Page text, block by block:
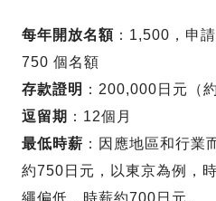
每年開放名額 ：1,500，申
750 個名額
存款證明 ：200,000日元（
逗留期 ：12個月
最低時薪 ：因應地區和行業
約750日元，以東京為例，
繩偏低，時薪約700日元。